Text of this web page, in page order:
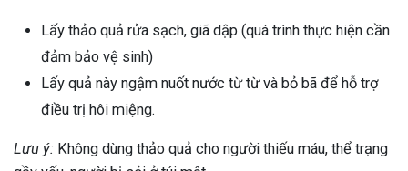
Lấy thảo quả rửa sạch, giã dập (quá trình thực hiện cần
đảm bảo vệ sinh)
Lấy quả này ngậm nuốt nước từ từ và bỏ bã để hỗ trợ
điều trị hôi miệng.
Lưu ý: Không dùng thảo quả cho người thiếu máu, thể trạng